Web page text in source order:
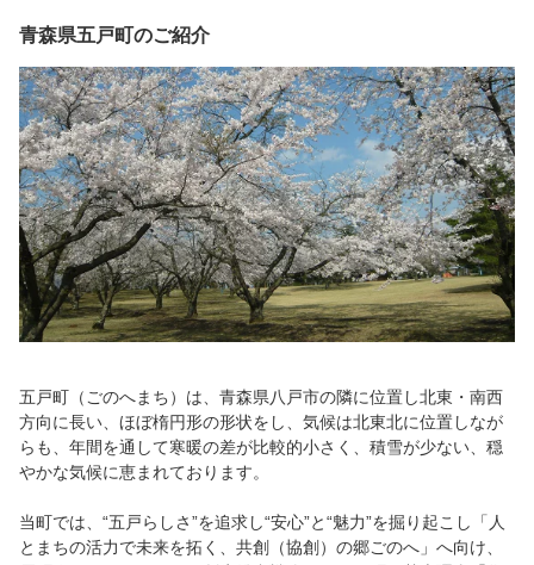
青森県五戸町のご紹介
五戸町（ごのへまち）は、青森県八戸市の隣に位置し北東・南西
方向に長い、ほぼ楕円形の形状をし、気候は北東北に位置しなが
らも、年間を通して寒暖の差が比較的小さく、積雪が少ない、穏
やかな気候に恵まれております。
当町では、“五戸らしさ”を追求し“安心”と“魅力”を掘り起こし「人
とまちの活力で未来を拓く、共創（協創）の郷ごのへ」へ向け、